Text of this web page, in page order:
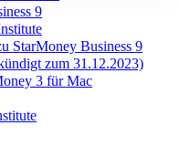
9
StarMoney Business 9
zum 31.12.2023)
3 für Mac